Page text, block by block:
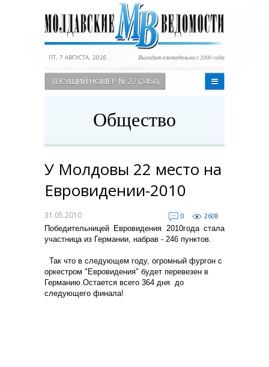
ПТ, 7 АВГУСТА, 2026 Выходит еженедельно с 2000 года
ТЕКУЩИЙ НОМЕР № 27 (2450)
Общество
У Молдовы 22 место на
Евровидении-2010
31.05.2010 0
2608
Победительницей Евровидения 2010года стала
участница из Германии, набрав - 246 пунктов.
Так что в следующем году, огромный фургон с
оркестром "Евровидения" будет перевезен в
Германию.Остается всего 364 дня до
следующего финала!